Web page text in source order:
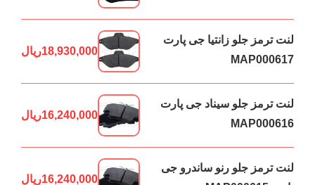
لنت ترمز جلو زانتیا جی پارت
MAP000617
18,930,000ریال
لنت ترمز جلو سیناد جی پارت
MAP000616
16,240,000ریال
لنت ترمز جلو رنو ساندرو جی
16,240,000ریال